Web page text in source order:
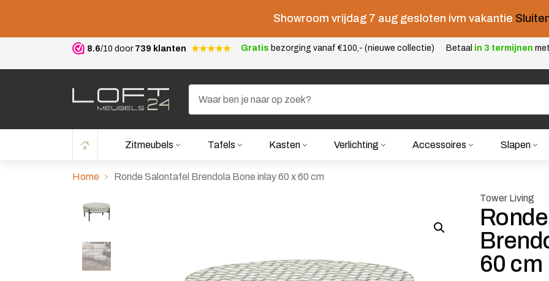
Showroom vrijdag 7 aug gesloten ivm vakantie
8.6/10 door 739 klanten Gratis bezorging vanaf €100,- (nieuwe collectie) Betaal in 3 termijnen met
Zitmeubels Tafels Kasten Verlichting Accessoires Slapen
Home Ronde Salontafel Brendola Bone inlay 60 x 60 cm
Tower Living
60 cm